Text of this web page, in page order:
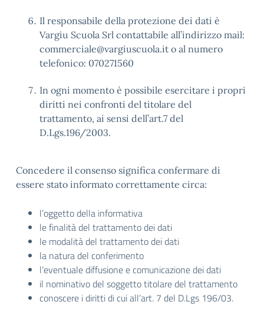
Il responsabile della protezione dei dati è
Vargiu Scuola Srl contattabile all’indirizzo mail:
commerciale@vargiuscuola.it o al numero
telefonico: 070271560
In ogni momento è possibile esercitare i propri
diritti nei confronti del titolare del
trattamento, ai sensi dell’art.7 del
D.Lgs.196/2003.
Concedere il consenso significa confermare di
essere stato informato correttamente circa:
l’oggetto della informativa
le finalità del trattamento dei dati
le modalità del trattamento dei dati
la natura del conferimento
l’eventuale diffusione e comunicazione dei dati
il nominativo del soggetto titolare del trattamento
conoscere i diritti di cui all’art. 7 del D.Lgs 196/03.